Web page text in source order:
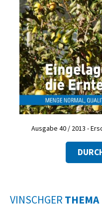
Ausgabe 40 / 2013 -
VINSCHGER THEMA